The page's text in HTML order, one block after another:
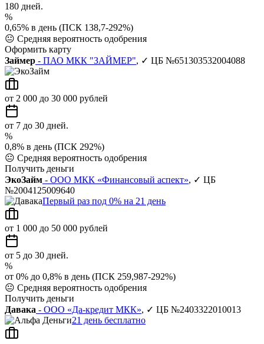
180 дней.
%
0,65% в день (ПСК 138,7-292%)
😐 Средняя вероятность одобрения
Оформить карту
Займер - ПАО МКК "ЗАЙМЕР", ✓ ЦБ №651303532004088
от 2 000 до 30 000 рублей
от 7 до 30 дней.
%
0,8% в день (ПСК 292%)
😐 Средняя вероятность одобрения
Получить деньги
ЭкоЗайм - ООО МКК «Финансовый аспект», ✓ ЦБ
№2004125009640
Первый раз под 0% на 21 день
от 1 000 до 50 000 рублей
от 5 до 30 дней.
%
от 0% до 0,8% в день (ПСК 259,987-292%)
😐 Средняя вероятность одобрения
Получить деньги
Давака - ООО «Да-кредит МКК», ✓ ЦБ №2403322010013
21 день бесплатно